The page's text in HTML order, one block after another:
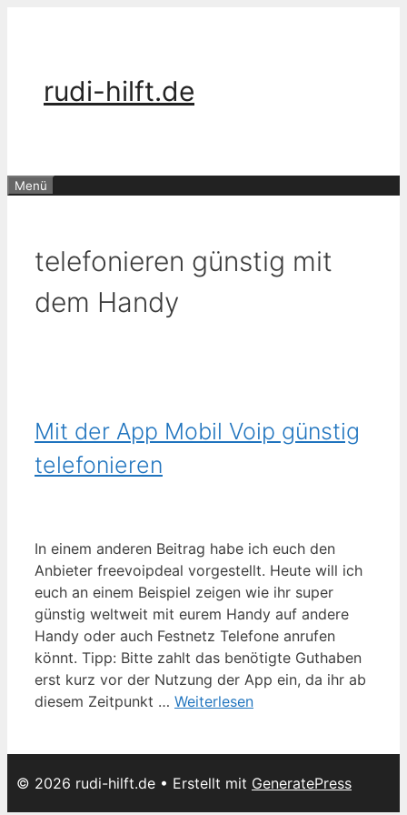
rudi-hilft.de
Menü
telefonieren günstig mit
dem Handy
Mit der App Mobil Voip günstig
telefonieren
In einem anderen Beitrag habe ich euch den
Anbieter freevoipdeal vorgestellt. Heute will ich
euch an einem Beispiel zeigen wie ihr super
günstig weltweit mit eurem Handy auf andere
Handy oder auch Festnetz Telefone anrufen
könnt. Tipp: Bitte zahlt das benötigte Guthaben
erst kurz vor der Nutzung der App ein, da ihr ab
diesem Zeitpunkt … Weiterlesen
© 2026 rudi-hilft.de • Erstellt mit GeneratePress